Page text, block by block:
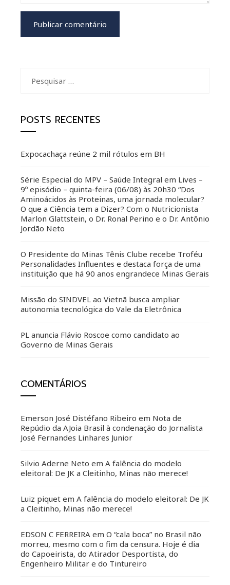
por:
POSTS RECENTES
Expocachaça reúne 2 mil rótulos em BH
Série Especial do MPV – Saúde Integral em Lives –
9º episódio – quinta-feira (06/08) às 20h30 “Dos
Aminoácidos às Proteinas, uma jornada molecular?
O que a Ciência tem a Dizer? Com o Nutricionista
Marlon Glattstein, o Dr. Ronal Perino e o Dr. Antônio
Jordão Neto
O Presidente do Minas Tênis Clube recebe Troféu
Personalidades Influentes e destaca força de uma
instituição que há 90 anos engrandece Minas Gerais
Missão do SINDVEL ao Vietnã busca ampliar
autonomia tecnológica do Vale da Eletrônica
PL anuncia Flávio Roscoe como candidato ao
Governo de Minas Gerais
COMENTÁRIOS
Emerson José Distéfano Ribeiro em Nota de
Repúdio da AJoia Brasil à condenação do Jornalista
José Fernandes Linhares Junior
Silvio Aderne Neto em A falência do modelo
eleitoral: De JK a Cleitinho, Minas não merece!
Luiz piquet em A falência do modelo eleitoral: De JK
a Cleitinho, Minas não merece!
EDSON C FERREIRA em O “cala boca” no Brasil não
morreu, mesmo com o fim da censura. Hoje é dia
do Capoeirista, do Atirador Desportista, do
Engenheiro Militar e do Tintureiro